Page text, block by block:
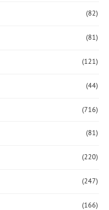
(82)
(81)
(121)
(44)
(716)
(81)
(220)
(247)
(166)